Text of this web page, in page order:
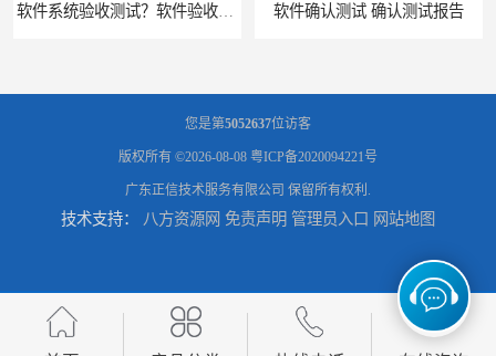
软件确认测试 确认测试报告
信息系统验收测评 系统测试报告 政务系统验收测试 软件测试报告
您是第5052637位访客
版权所有 ©2026-08-08 粤ICP备2020094221号
广东正信技术服务有限公司 保留所有权利.
技术支持： 八方资源网 免责声明 管理员入口 网站地图